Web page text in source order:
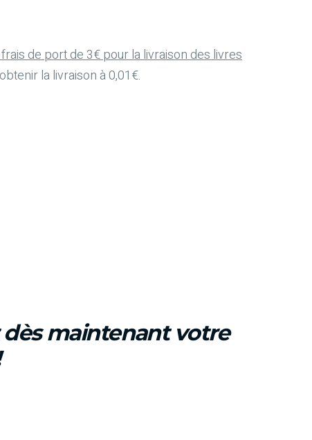
de port de 3€ pour la livraison des livres
la livraison à 0,01€.
dès maintenant votre